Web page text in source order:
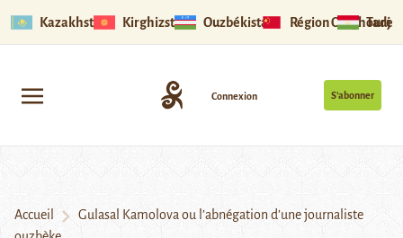
Kazakhstan Kirghizstan Ouzbékistan Région Ouïghoure
S’abonner
Connexion
Accueil
Gulasal Kamolova ou l’abnégation d’une journaliste